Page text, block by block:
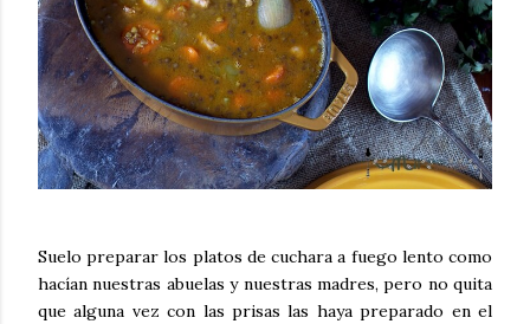
Suelo preparar los platos de cuchara a fuego lento como
hacían nuestras abuelas y nuestras madres, pero no quita
que alguna vez con las prisas las haya preparado en el